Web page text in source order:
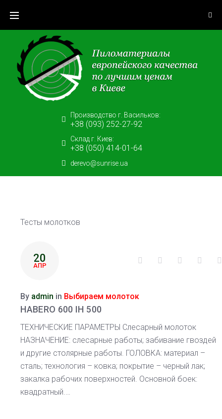
content
Производство г. Васильков:
+38 (093) 252-27-92
Склад г. Киев:
+38 (050) 414-01-64
derevo@sunrise.ua
РУБРИКА:
МОЛОТОК
Тесты молотков
20
АПР
Facebook
Twitter Google+
By admin in Выбираем молоток
HABERO 600 IH 500
ТЕХНИЧЕСКИЕ ПАРАМЕТРЫ Слесарный молоток
НАЗНАЧЕНИЕ: слесарные работы; забивание гвоздей
и другие столярные работы. ГОЛОВКА: материал –
сталь; технология – ковка; покрытие – черный лак;
закалка рабочих поверхностей. Основной боек:
квадратный.…